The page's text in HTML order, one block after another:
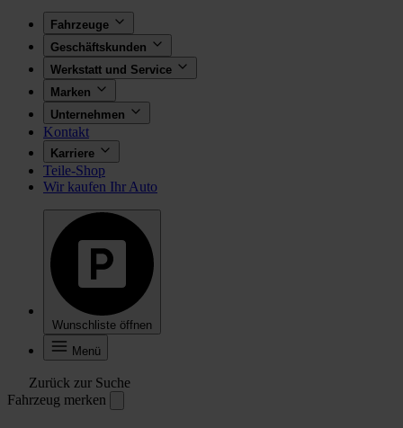
Fahrzeuge
Geschäftskunden
Werkstatt und Service
Marken
Unternehmen
Kontakt
Karriere
Teile-Shop
Wir kaufen Ihr Auto
Wunschliste öffnen
Menü
Zurück zur Suche
Fahrzeug merken